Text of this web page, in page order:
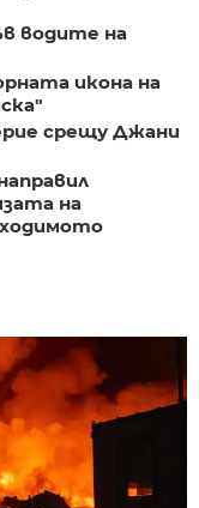
водите на
икона на
срещу Джани
на